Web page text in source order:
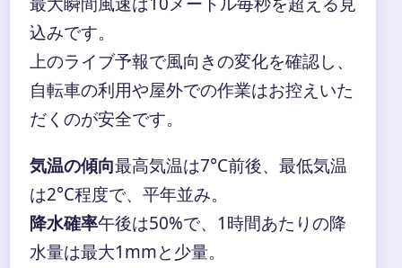
込みです。
上のライブ予報で風向きの変化を確認し、
自転車の利用や屋外での作業はお控えいた
だくのが安全です。
気温の傾向最高気温は7°C前後、最低気温
は2°C程度で、平年並み。
降水確率午後は50%で、1時間あたりの降
水量は最大1mmと少量。